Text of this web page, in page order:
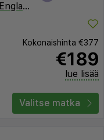
Englanti
Kokonaishinta €377
€189
lue lisää
Valitse matka